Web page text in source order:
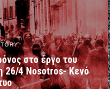
στο έργο του
26/4 Nosotros- Κενό